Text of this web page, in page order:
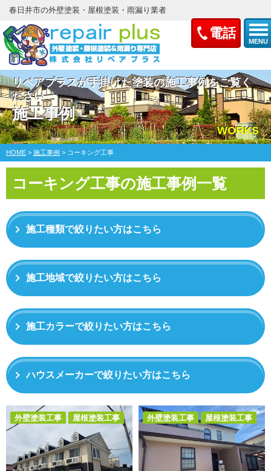
電話
MENU
春日井市の外壁塗装・屋根塗装・雨漏り業者
リペアプラスが手掛けた塗装の施工事例をご覧く
ださい
施工事例
WORKS
HOME > 施工事例 > コーキング工事
コーキング工事の施工事例一覧
施工種類で絞りたい方はこちら
施工地域で絞りたい方はこちら
施工カラーで絞りたい方はこちら
ハウスメーカーで絞りたい方はこちら
外壁塗装工事 屋根塗装工事
コーキング工事
アパート・マンション
外壁塗装工事 屋根塗装工事
防水工事 コーキング工事